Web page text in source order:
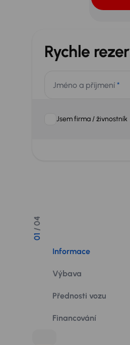
Rychle
Jméno a příjmení *
Jsem firma / živnostník
01
/ 04
Informace
Výbava
Přednosti vozu
Financování